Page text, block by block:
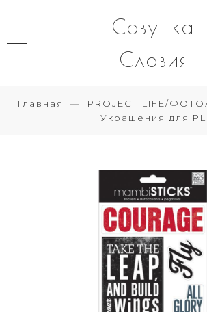
Совушка
Славия
Главная
PROJECT LIFE/
Украшения для PL